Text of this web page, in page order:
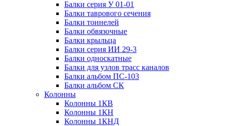
Балки серия У 01-01
Балки таврового сечения
Балки тоннелей
Балки обвязочные
Балки крыльца
Балки серия ИИ 29-3
Балки односкатные
Балки для узлов трасс каналов
Балки альбом ПС-103
Балки альбом СК
Колонны
Колонны 1КВ
Колонны 1КН
Колонны 1КНД